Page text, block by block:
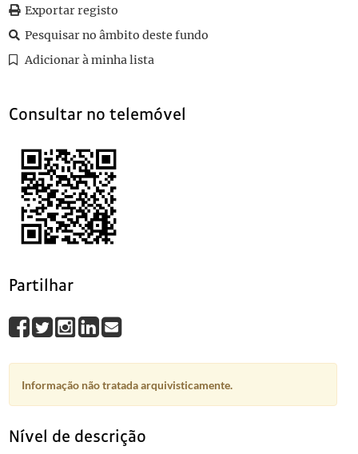
010 Notas de viaje
011
O teatro português e o clericalismo
082 Sem título 1912-04-20
Exportar registo
Pesquisar no âmbito deste fundo
Adicionar à minha lista
Consultar no telemóvel
Partilhar
Informação não tratada arquivisticamente.
Nível de descrição